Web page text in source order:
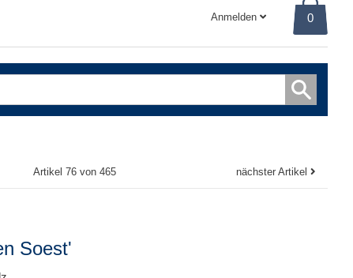
Anmelden 0
Artikel 76 von 465 nächster Artikel
Soest'